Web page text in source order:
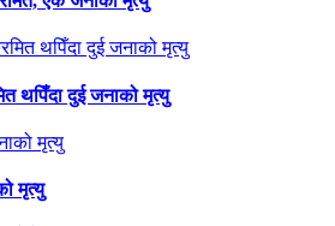
थपिँदा दुई जनाको मृत्यु
मृत्यु